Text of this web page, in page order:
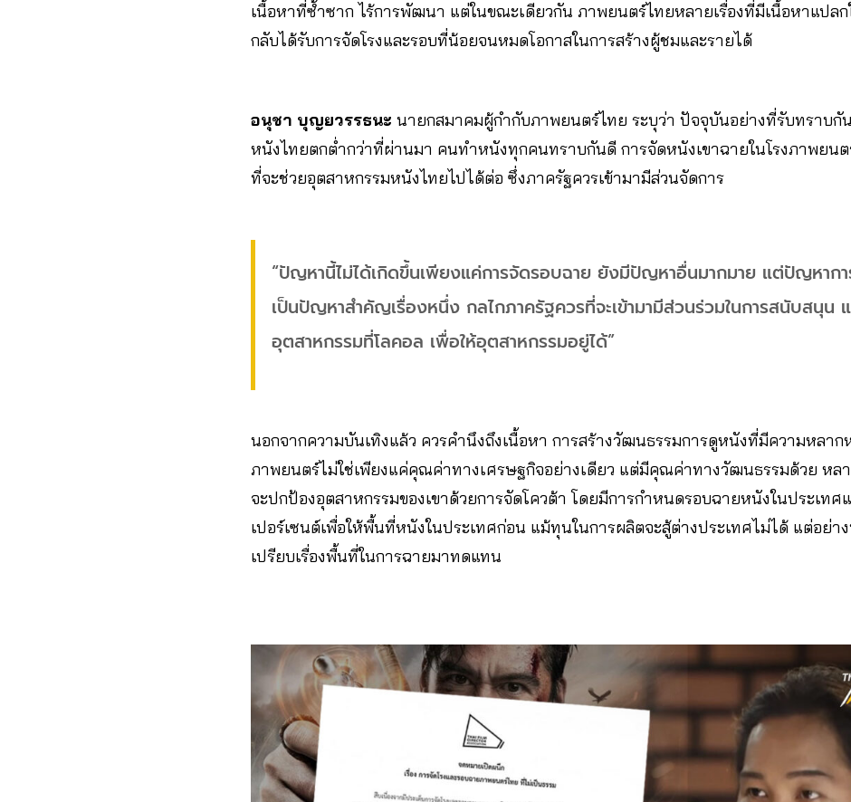
เนื้อหาที่ซ้ำซาก ไร้การพัฒนา แต่ในขณะเดียวกัน ภาพยนตร์ไทยหลายเรื่องที่มีเนื้อหาแปล
กลับได้รับการจัดโรงและรอบที่น้อยจนหมดโอกาสในการสร้างผู้ชมและรายได้
อนุชา บุญยวรรธนะ นายกสมาคมผู้กำกับภาพยนตร์ไทย ระบุว่า ปัจจุบันอย่างที่รับทราบกั
หนังไทยตกต่ำกว่าที่ผ่านมา คนทำหนังทุกคนทราบกันดี การจัดหนังเขาฉายในโรงภาพยนต
ที่จะช่วยอุตสาหกรรมหนังไทยไปได้ต่อ ซึ่งภาครัฐควรเข้ามามีส่วนจัดการ
“ปัญหานี้ไม่ได้เกิดขึ้นเพียงแค่การจัดรอบฉาย ยังมีปัญหาอื่นมากมาย แต่ปัญหาก
เป็นปัญหาสำคัญเรื่องหนึ่ง กลไกภาครัฐควรที่จะเข้ามามีส่วนร่วมในการสนับสนุน
อุตสาหกรรมที่โลคอล เพื่อให้อุตสาหกรรมอยู่ได้”
นอกจากความบันเทิงแล้ว ควรคำนึงถึงเนื้อหา การสร้างวัฒนธรรมการดูหนังที่มีความหลาก
ภาพยนตร์ไม่ใช่เพียงแค่คุณค่าทางเศรษฐกิจอย่างเดียว แต่มีคุณค่าทางวัฒนธรรมด้วย หล
จะปกป้องอุตสาหกรรมของเขาด้วยการจัดโควต้า โดยมีการกำหนดรอบฉายหนังในประเทศ
เปอร์เซนต์เพื่อให้พื้นที่หนังในประเทศก่อน แม้ทุนในการผลิตจะสู้ต่างประเทศไม่ได้ แต่อย่า
เปรียบเรื่องพื้นที่ในการฉายมาทดแทน